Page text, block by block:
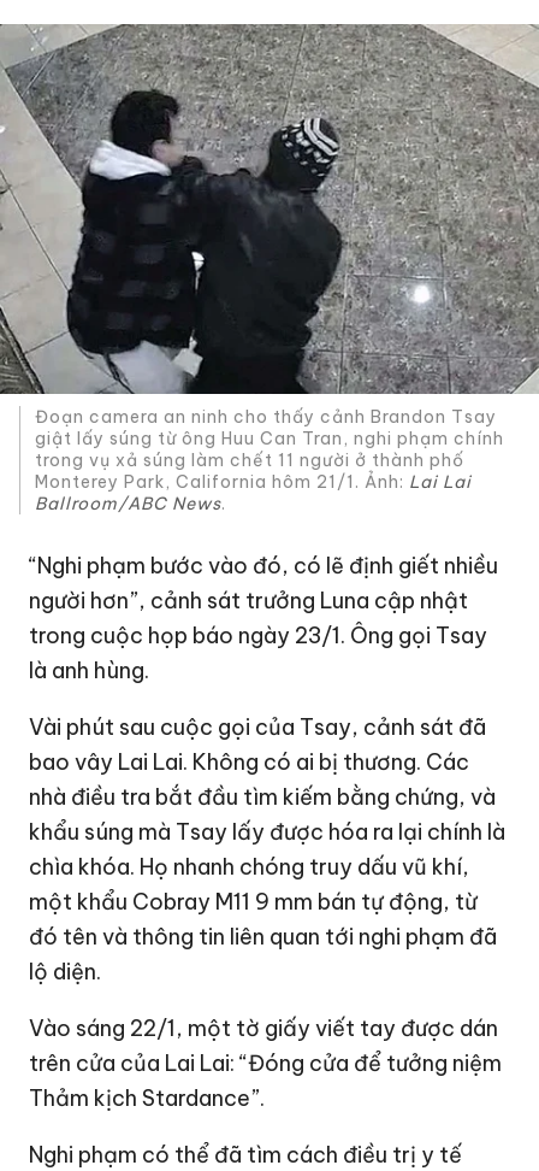
Đoạn camera an ninh cho thấy cảnh Brandon Tsay
giật lấy súng từ ông Huu Can Tran, nghi phạm chính
trong vụ xả súng làm chết 11 người ở thành phố
Monterey Park, California hôm 21/1. Ảnh: Lai Lai
Ballroom/ABC News.
“Nghi phạm bước vào đó, có lẽ định giết nhiều
người hơn”, cảnh sát trưởng Luna cập nhật
trong cuộc họp báo ngày 23/1. Ông gọi Tsay
là anh hùng.
Vài phút sau cuộc gọi của Tsay, cảnh sát đã
bao vây Lai Lai. Không có ai bị thương. Các
nhà điều tra bắt đầu tìm kiếm bằng chứng, và
khẩu súng mà Tsay lấy được hóa ra lại chính là
chìa khóa. Họ nhanh chóng truy dấu vũ khí,
một khẩu Cobray M11 9 mm bán tự động, từ
đó tên và thông tin liên quan tới nghi phạm đã
lộ diện.
Vào sáng 22/1, một tờ giấy viết tay được dán
trên cửa của Lai Lai: “Đóng cửa để tưởng niệm
Thảm kịch Stardance”.
Nghi phạm có thể đã tìm cách điều trị y tế